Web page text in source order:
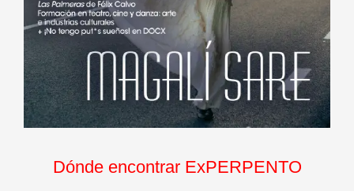
Dónde encontrar ExPERPENTO